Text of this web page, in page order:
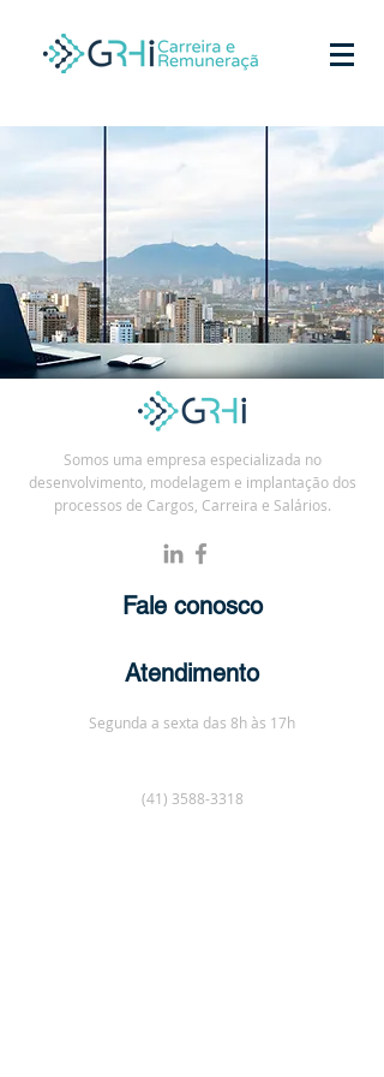
Somos uma empresa especializada no
desenvolvimento, modelagem e implantação dos
processos de Cargos, Carreira e Salários.
Fale conosco
Atendimento
Segunda a sexta das 8h às 17h
(41) 3588-3318